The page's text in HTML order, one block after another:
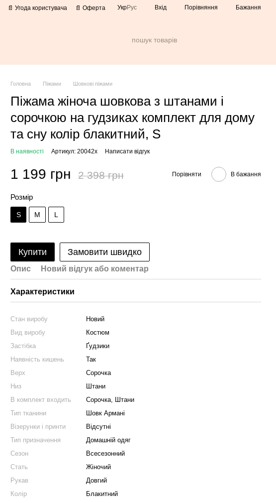
📄 Угода користувача 📄 Оферта УкрРус Вхід Порівняння Бажання
Головна Піжами Шовкові піжами
Піжама жіноча шовкова з штанами і
сорочкою на гудзиках комплект для дому
та сну колір блакитний, S
В наявності Артикул: 20042x Написати відгук
1 199 грн 2 398 грн Порівняти В бажання
Розмір
S M L
Купити Замовити швидко
Опис Новий відгук або коментар
Характеристики
Стан виробу
Новий
Вид виробу
Костюм
Застібка
Ґудзики
Наявність кишень
Так
Верх
Сорочка
Низ
Штани
В комплект входить
Сорочка, Штани
Тип тканини
Шовк Армані
Візерунки і принти
Відсутні
Тип призначення
Домашній одяг
Сезон
Всесезонний
Стать
Жіночий
Рукав
Довгий
Колір
Блакитний